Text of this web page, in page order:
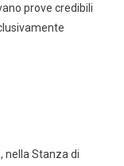
prove credibili
nella Stanza di